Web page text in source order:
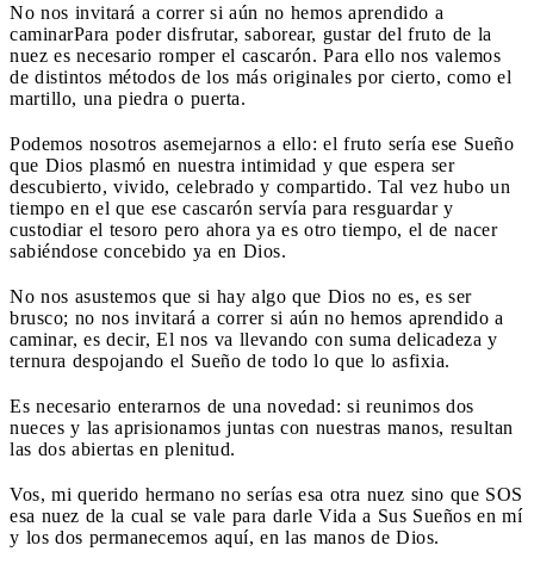
No nos invitará a correr si aún no hemos aprendido a
caminarPara poder disfrutar, saborear, gustar del fruto de la
nuez es necesario romper el cascarón. Para ello nos valemos
de distintos métodos de los más originales por cierto, como el
martillo, una piedra o puerta.
Podemos nosotros asemejarnos a ello: el fruto sería ese Sueño
que Dios plasmó en nuestra intimidad y que espera ser
descubierto, vivido, celebrado y compartido. Tal vez hubo un
tiempo en el que ese cascarón servía para resguardar y
custodiar el tesoro pero ahora ya es otro tiempo, el de nacer
sabiéndose concebido ya en Dios.
No nos asustemos que si hay algo que Dios no es, es ser
brusco; no nos invitará a correr si aún no hemos aprendido a
caminar, es decir, El nos va llevando con suma delicadeza y
ternura despojando el Sueño de todo lo que lo asfixia.
Es necesario enterarnos de una novedad: si reunimos dos
nueces y las aprisionamos juntas con nuestras manos, resultan
las dos abiertas en plenitud.
Vos, mi querido hermano no serías esa otra nuez sino que SOS
esa nuez de la cual se vale para darle Vida a Sus Sueños en mí
y los dos permanecemos aquí, en las manos de Dios.